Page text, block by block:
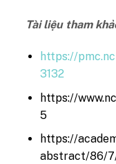
Tài liệu tham
https://
3132
https://
5
https://
abstract/86/